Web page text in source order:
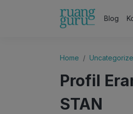
Blog
Home
Profil
STAN